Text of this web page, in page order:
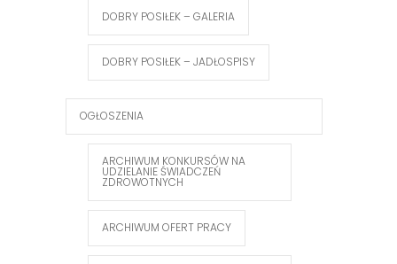
DOBRY POSIŁEK – GALERIA
DOBRY POSIŁEK – JADŁOSPISY
OGŁOSZENIA
ARCHIWUM KONKURSÓW NA
UDZIELANIE ŚWIADCZEŃ
ZDROWOTNYCH
ARCHIWUM OFERT PRACY